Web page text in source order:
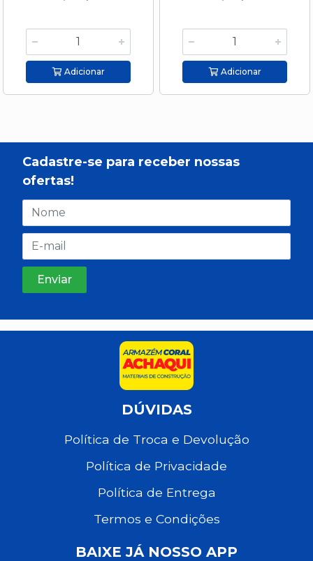
Adicionar Adicionar
Cadastre-se para receber nossas
ofertas!
DÚVIDAS
Política de Troca e Devolução
Política de Privacidade
Política de Entrega
Termos e Condições
BAIXE JÁ NOSSO APP